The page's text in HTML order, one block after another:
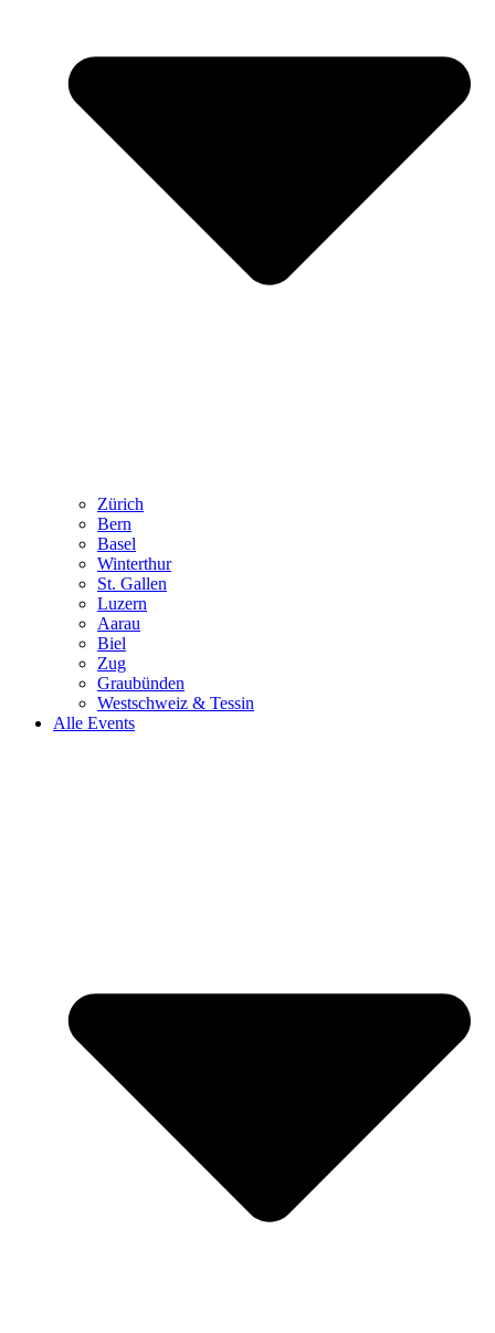
Zürich
Bern
Basel
Winterthur
St. Gallen
Luzern
Aarau
Biel
Zug
Graubünden
Westschweiz & Tessin
Alle Events